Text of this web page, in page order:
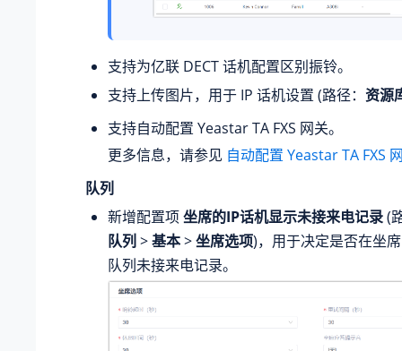
支持为亿联 DECT 话机配置区别振铃。
支持上传图片，用于 IP 话机设置 (路径： 资源
支持自动配置 Yeastar TA FXS 网关。
更多信息，请参见 自动配置 Yeastar TA FXS
队列
新增配置项坐席的IP话机显示未接来电记录(
队列 >基本>坐席选项)，用于决定是否在坐
队列未接来电记录。